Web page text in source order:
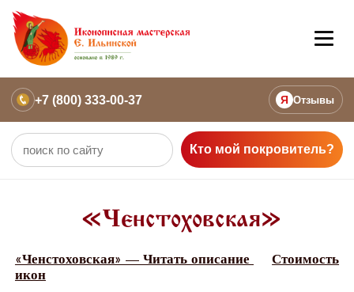
+7 (800) 333-00-37 Я Отзывы
Кто мой покровитель?
«Ченстоховская»
«Ченстоховская» — Читать описание
Стоимость
икон